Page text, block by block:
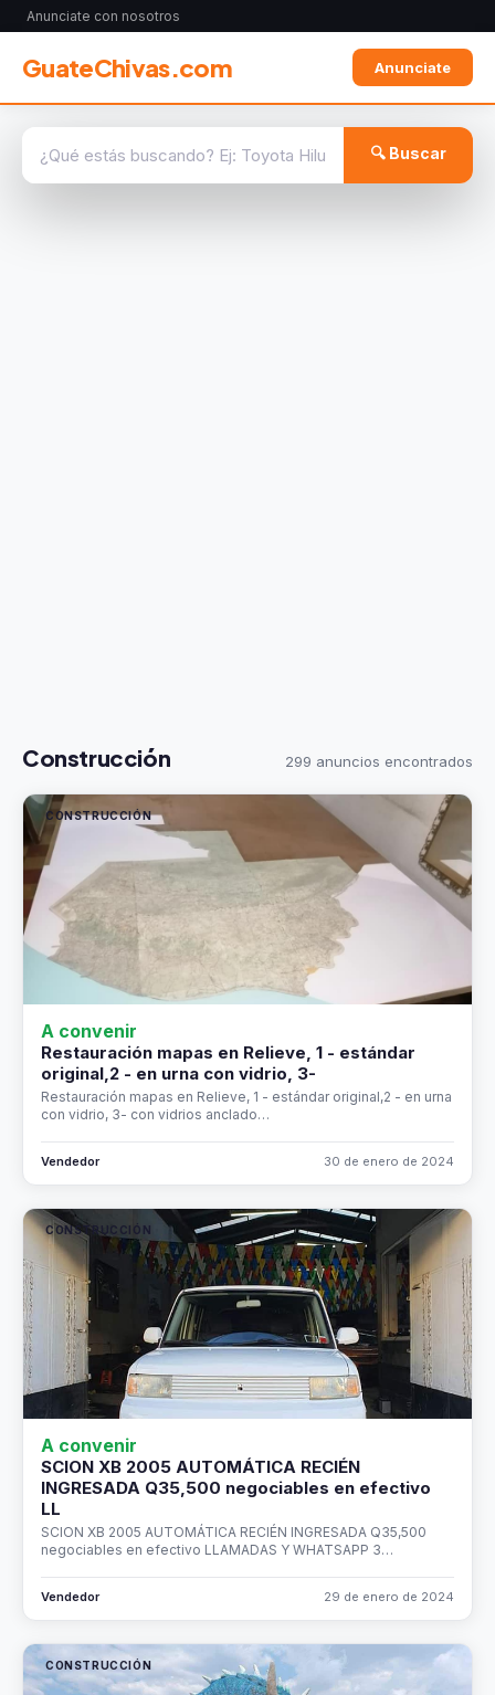
Anunciate con nosotros
GuateChivas.com Anunciate
🔍 Buscar
Construcción 299 anuncios encontrados
CONSTRUCCIÓN
A convenir
Restauración mapas en Relieve, 1 - estándar
original,2 - en urna con vidrio, 3-
Restauración mapas en Relieve, 1 - estándar original,2 - en urna
con vidrio, 3- con vidrios anclado…
Vendedor 30 de enero de 2024
CONSTRUCCIÓN
A convenir
SCION XB 2005 AUTOMÁTICA RECIÉN
INGRESADA Q35,500 negociables en efectivo
LL
SCION XB 2005 AUTOMÁTICA RECIÉN INGRESADA Q35,500
negociables en efectivo LLAMADAS Y WHATSAPP 3…
Vendedor 29 de enero de 2024
CONSTRUCCIÓN